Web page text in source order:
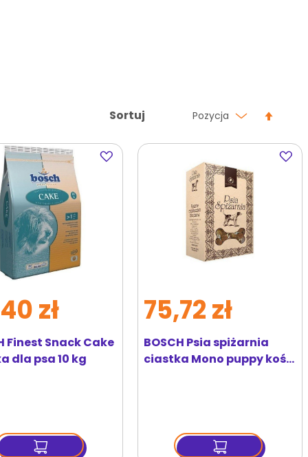
Sortuj Pozycja
Dodaj
do
Finest Snack Cake
dla psa 10 kg
zł
Dodaj
do
BOSCH Psia spiżarnia
ciastka Mono puppy kości
75,72 zł